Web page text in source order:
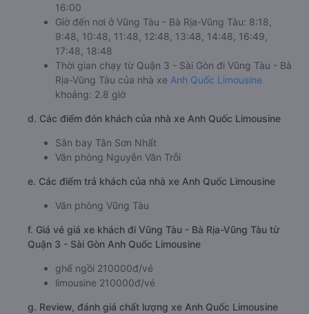
16:00
Giờ đến nơi ở Vũng Tàu - Bà Rịa-Vũng Tàu: 8:18,
9:48, 10:48, 11:48, 12:48, 13:48, 14:48, 16:49,
17:48, 18:48
Thời gian chạy từ Quận 3 - Sài Gòn đi Vũng Tàu - Bà
Rịa-Vũng Tàu của nhà xe Anh Quốc Limousine
khoảng: 2.8 giờ
d. Các điểm đón khách của nhà xe Anh Quốc Limousine
Sân bay Tân Sơn Nhất
Văn phòng Nguyễn Văn Trỗi
e. Các điểm trả khách của nhà xe Anh Quốc Limousine
Văn phòng Vũng Tàu
f. Giá vé giá xe khách đi Vũng Tàu - Bà Rịa-Vũng Tàu từ
Quận 3 - Sài Gòn Anh Quốc Limousine
ghế ngồi 210000đ/vé
limousine 210000đ/vé
g. Review, đánh giá chất lượng xe Anh Quốc Limousine